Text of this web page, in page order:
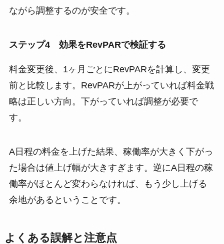
ながら調整するのが安全です。
ステップ4 効果をRevPARで検証する
料金変更後、1ヶ月ごとにRevPARを計算し、変更
前と比較します。RevPARが上がっていれば料金戦
略は正しい方向。下がっていれば調整が必要で
す。
A日程の料金を上げた結果、稼働率が大きく下がっ
た場合は値上げ幅が大きすぎます。逆にA日程の稼
働率がほとんど変わらなければ、もう少し上げる
余地があるということです。
よくある誤解と注意点